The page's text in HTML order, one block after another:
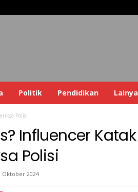
Politik Pendidikan Lainya
Polisi
Influencer Katak
Polisi
Oktober 2024